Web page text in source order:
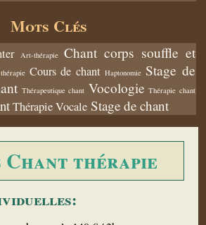
Mots Clés
Art-thérapie
Chant corps souffle et
Cours de chant Haptonomie Stage de
Thérapeutique chant Vocologie Thérapie chant
Thérapie Vocale Stage de chant
thérapie